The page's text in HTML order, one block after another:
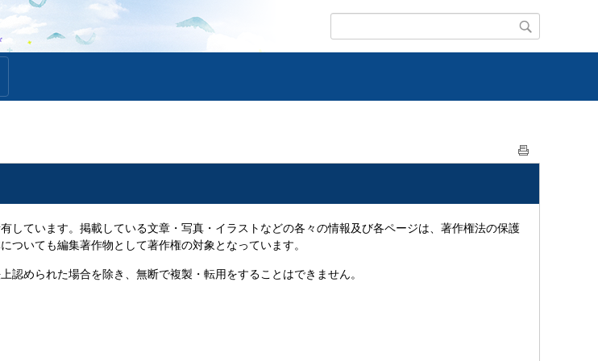
しています。掲載している文章・写真・イラストなどの各々の情報及び各ページは、著作権法の保護
ついても編集著作物として著作権の対象となっています。
められた場合を除き、無断で複製・転用をすることはできません。